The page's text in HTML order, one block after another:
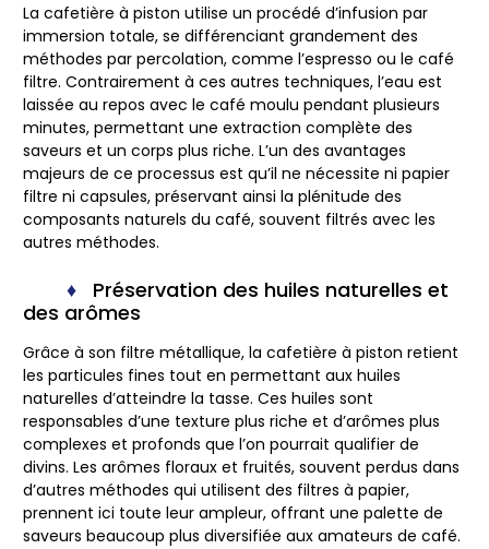
La cafetière à piston utilise un procédé d’infusion par
immersion totale, se différenciant grandement des
méthodes par percolation, comme l’espresso ou le café
filtre. Contrairement à ces autres techniques, l’eau est
laissée au repos avec le café moulu pendant plusieurs
minutes, permettant une extraction complète des
saveurs et un corps plus riche. L’un des avantages
majeurs de ce processus est qu’il ne nécessite ni papier
filtre ni capsules, préservant ainsi la plénitude des
composants naturels du café, souvent filtrés avec les
autres méthodes.
Préservation des huiles naturelles et
des arômes
Grâce à son filtre métallique, la cafetière à piston retient
les particules fines tout en permettant aux huiles
naturelles d’atteindre la tasse. Ces huiles sont
responsables d’une texture plus riche et d’arômes plus
complexes et profonds que l’on pourrait qualifier de
divins. Les arômes floraux et fruités, souvent perdus dans
d’autres méthodes qui utilisent des filtres à papier,
prennent ici toute leur ampleur, offrant une palette de
saveurs beaucoup plus diversifiée aux amateurs de café.